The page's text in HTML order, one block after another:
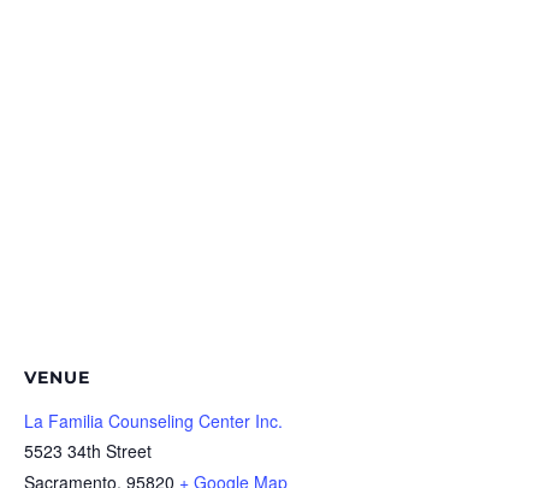
VENUE
La Familia Counseling Center Inc.
5523 34th Street
Sacramento, 95820 + Google Map